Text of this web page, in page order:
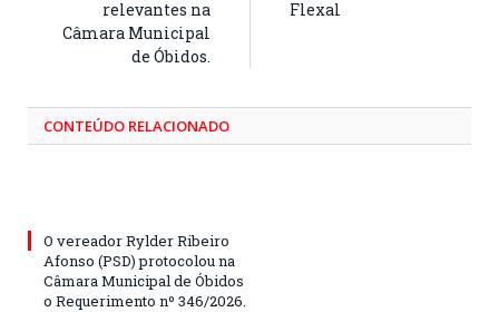
relevantes na
Câmara Municipal
de Óbidos.
Flexal
CONTEÚDO RELACIONADO
O vereador Rylder Ribeiro
Afonso (PSD) protocolou na
Câmara Municipal de Óbidos
o Requerimento nº 346/2026.